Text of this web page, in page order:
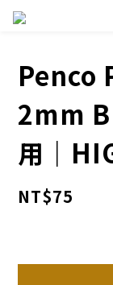
Penco
2mm B
用｜
NT$75